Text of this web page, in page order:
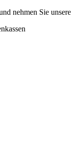
nehmen Sie